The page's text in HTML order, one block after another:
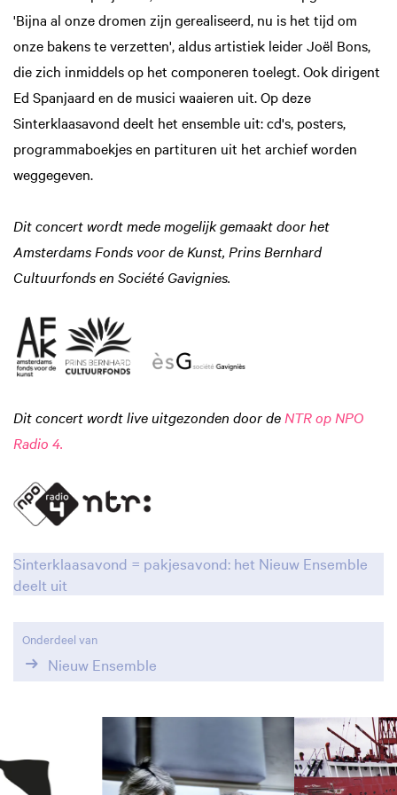
'Bijna al onze dromen zijn gerealiseerd, nu is het tijd om
onze bakens te verzetten', aldus artistiek leider Joël Bons,
die zich inmiddels op het componeren toelegt. Ook dirigent
Ed Spanjaard en de musici waaieren uit. Op deze
Sinterklaasavond deelt het ensemble uit: cd's, posters,
programmaboekjes en partituren uit het archief worden
weggegeven.
Dit concert wordt mede mogelijk gemaakt door het
Amsterdams Fonds voor de Kunst, Prins Bernhard
Cultuurfonds en Société Gavignies.
Dit concert wordt live uitgezonden door de NTR op NPO
Radio 4.
Sinterklaasavond = pakjesavond: het Nieuw Ensemble
deelt uit
Onderdeel van
Nieuw Ensemble
Inzoomen